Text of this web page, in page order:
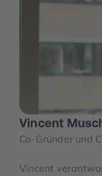
Vincent
Co-Gründer und
Vincent